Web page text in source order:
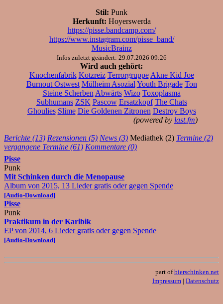
Stil: Punk
Herkunft: Hoyerswerda
https://pisse.bandcamp.com/
https://www.instagram.com/pisse_band/
MusicBrainz
Infos zuletzt geändert: 29.07.2026 09:26
Wird auch gehört:
Knochenfabrik Kotzreiz Terrorgruppe Akne Kid Joe
Burnout Ostwest Mülheim Asozial Youth Brigade Ton
Steine Scherben Abwärts Wizo Toxoplasma
Subhumans ZSK Pascow Ersatzkopf The Chats
Ghoulies Slime Die Goldenen Zitronen Destroy Boys
(powered by last.fm)
Berichte (13) Rezensionen (5) News (3) Mediathek (2) Termine (2)
vergangene Termine (61) Kommentare (0)
Pisse
Punk
Mit Schinken durch die Menopause
Album von 2015, 13 Lieder gratis oder gegen Spende
[Audio-Download]
Pisse
Punk
Praktikum in der Karibik
EP von 2014, 6 Lieder gratis oder gegen Spende
[Audio-Download]
part ofbierschinken.net
Impressum | Datenschutz